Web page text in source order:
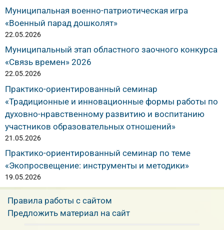
Муниципальная военно-патриотическая игра
«Военный парад дошколят»
22.05.2026
Муниципальный этап областного заочного конкурса
«Связь времен» 2026
22.05.2026
Практико-ориентированный семинар
«Традиционные и инновационные формы работы по
духовно-нравственному развитию и воспитанию
участников образовательных отношений»
21.05.2026
Практико-ориентированный семинар по теме
«Экопросвещение: инструменты и методики»
19.05.2026
Правила работы с сайтом
Предложить материал на сайт